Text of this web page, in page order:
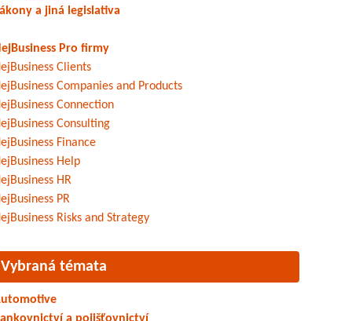
a jiná legislativa
Pro firmy
Clients
Companies and Products
Connection
Consulting
Finance
Help
HR
PR
Risks and Strategy
Vybraná témata